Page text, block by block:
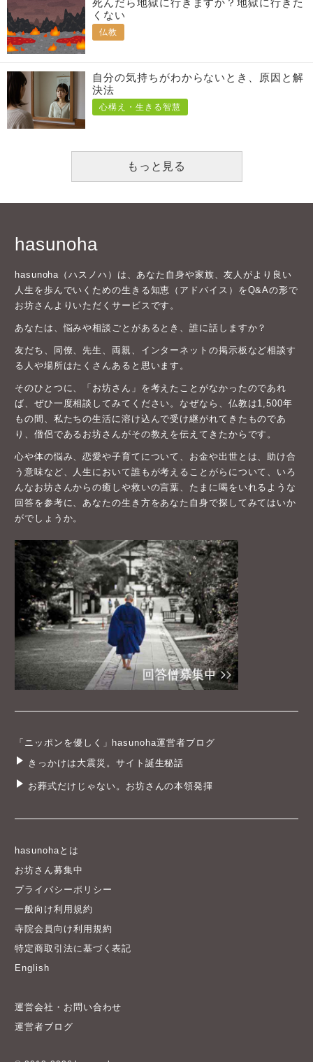
くない
仏教
自分の気持ちがわからないとき、原因と解
決法
心構え・生きる智慧
もっと見る
hasunoha
hasunoha（ハスノハ）は、あなた自身や家族、友人がより良い
人生を歩んでいくための生きる知恵（アドバイス）をQ&Aの形で
お坊さんよりいただくサービスです。
あなたは、悩みや相談ごとがあるとき、誰に話しますか？
友だち、同僚、先生、両親、インターネットの掲示板など相談す
る人や場所はたくさんあると思います。
そのひとつに、「お坊さん」を考えたことがなかったのであれ
ば、ぜひ一度相談してみてください。なぜなら、仏教は1,500年
もの間、私たちの生活に溶け込んで受け継がれてきたものであ
り、僧侶であるお坊さんがその教えを伝えてきたからです。
心や体の悩み、恋愛や子育てについて、お金や出世とは、助け合
う意味など、人生において誰もが考えることがらについて、いろ
んなお坊さんからの癒しや救いの言葉、たまに喝をいれるような
回答を参考に、あなたの生き方をあなた自身で探してみてはいか
がでしょうか。
「ニッポンを優しく」hasunoha運営者ブログ
きっかけは大震災。サイト誕生秘話
お葬式だけじゃない。お坊さんの本領発揮
hasunohaとは
お坊さん募集中
プライバシーポリシー
一般向け利用規約
寺院会員向け利用規約
特定商取引法に基づく表記
English
運営会社・お問い合わせ
運営者ブログ